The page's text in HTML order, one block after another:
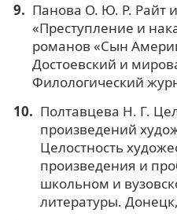
Панова О. Ю. Р. Райт
«Преступление и
романов «Сын
Достоевский и
Филологический
Полтавцева Н. Г.
произведений
Целостность
произведения и
школьном и
литературы.